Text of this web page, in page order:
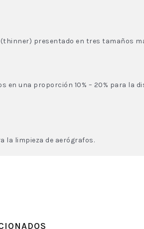
presentado en tres tamaños
en una proporción 10% – 20% para la
la limpieza de aerógrafos.